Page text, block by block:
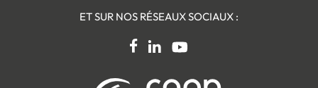
ET SUR NOS RÉSEAUX SOCIAUX :